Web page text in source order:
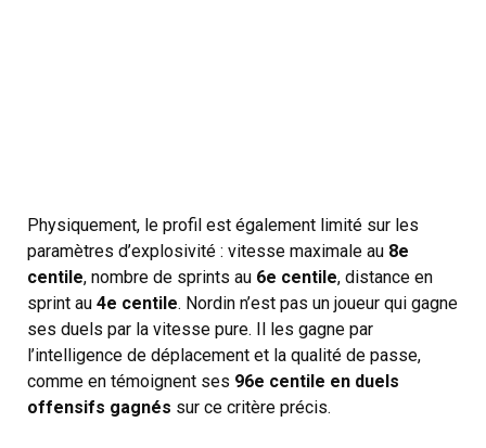
Physiquement, le profil est également limité sur les
paramètres d’explosivité : vitesse maximale au 8e
centile, nombre de sprints au 6e centile, distance en
sprint au 4e centile. Nordin n’est pas un joueur qui gagne
ses duels par la vitesse pure. Il les gagne par
l’intelligence de déplacement et la qualité de passe,
comme en témoignent ses 96e centile en duels
offensifs gagnés sur ce critère précis.